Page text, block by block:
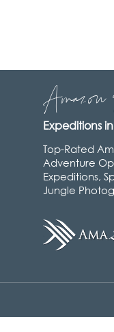
Expeditions
Top-Rated
Adventure
Expeditions,
Jungle